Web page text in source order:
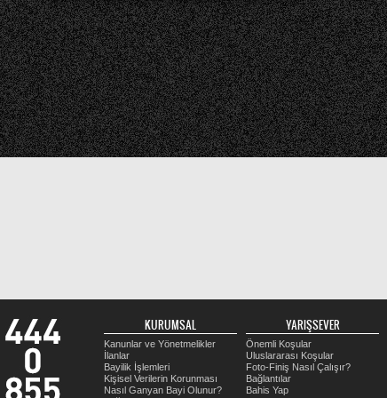
KURUMSAL
Kanunlar ve Yönetmelikler
İlanlar
Bayilik İşlemleri
Kişisel Verilerin Korunması
Nasıl Ganyan Bayi Olunur?
YARIŞSEVER
Önemli Koşular
Uluslararası Koşular
Foto-Finiş Nasıl Çalışır?
Bağlantılar
Bahis Yap